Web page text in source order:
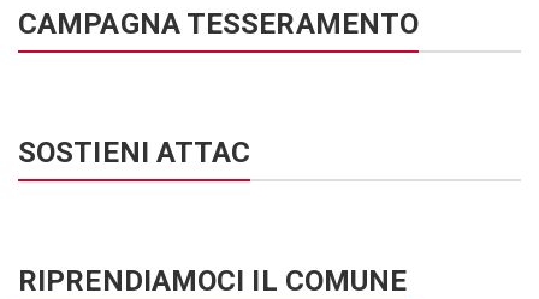
CAMPAGNA TESSERAMENTO
SOSTIENI ATTAC
RIPRENDIAMOCI IL COMUNE